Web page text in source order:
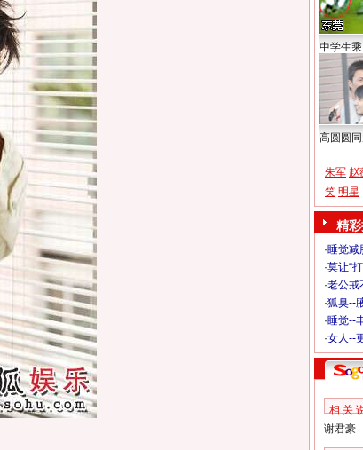
中学生
高圆圆
朱军 赵
笑 明星
精
·睡觉减
·莫让“
·老公戒
·狐臭--
·睡觉--
·女人--
相 关
谢君豪